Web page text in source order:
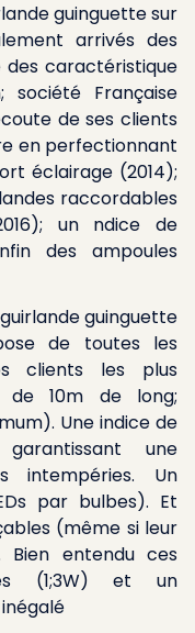
guinguette sur
arrivés des
caractéristique
société Française
de ses clients
en perfectionnant
éclairage (2014);
raccordables
un ndice de
des ampoules
guinguette
de toutes les
clients les plus
de 10m de long;
Une indice de
une
intempéries. Un
par bulbes). Et
(même si leur
entendu ces
(1;3W) et un